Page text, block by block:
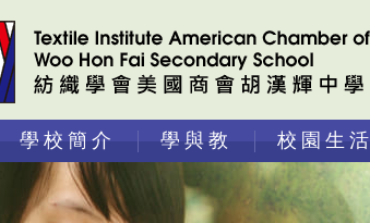
學校簡介 學與教 校園生活